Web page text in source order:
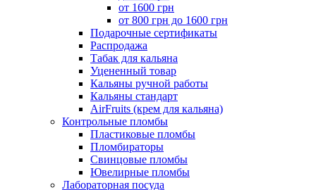
от 1600 грн
от 800 грн до 1600 грн
Подарочные сертификаты
Распродажа
Табак для кальяна
Уцененный товар
Кальяны ручной работы
Кальяны стандарт
AirFruits (крем для кальяна)
Контрольные пломбы
Пластиковые пломбы
Пломбираторы
Свинцовые пломбы
Ювелирные пломбы
Лабораторная посуда